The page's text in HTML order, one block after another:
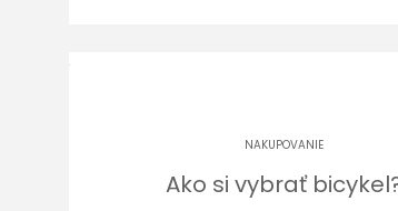
NAKUPOVANIE
Ako si vybrať